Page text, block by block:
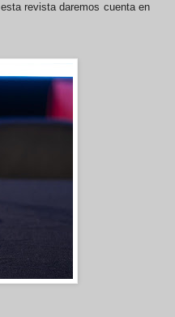
revista daremos cuenta en